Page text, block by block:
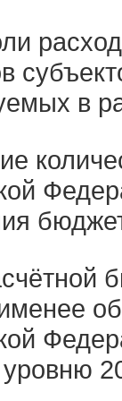
в
уровню